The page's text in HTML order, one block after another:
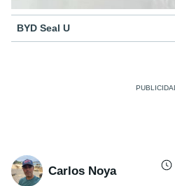
BYD Seal U
Carlos Noya